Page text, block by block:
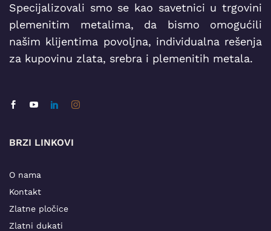
Specijalizovali smo se kao savetnici u trgovini
plemenitim metalima, da bismo omogućili
našim klijentima povoljna, individualna rešenja
za kupovinu zlata, srebra i plemenitih metala.
BRZI LINKOVI
O nama
Kontakt
Zlatne pločice
Zlatni dukati